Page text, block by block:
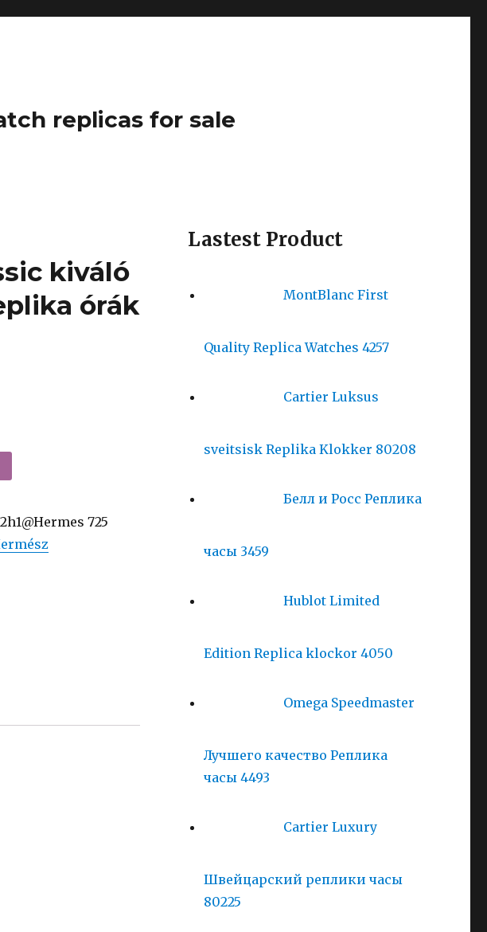
replicas for sale
kiváló
órák
725
Lastest Product
MontBlanc First
Quality Replica Watches 4257
Cartier Luksus
sveitsisk Replika Klokker 80208
Белл и Росс Реплика
часы 3459
Hublot Limited
Edition Replica klockor 4050
Omega Speedmaster
Лучшего качество Реплика
часы 4493
Cartier Luxury
Швейцарский реплики часы
80225